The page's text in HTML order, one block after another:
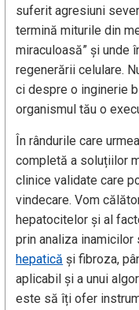
suferit agresiuni
termină miturile din
miraculoasă” și unde
regenerării celulare.
ci despre o inginerie
organismul tău o
În rândurile care
completă a soluțiilor
clinice validate care
vindecare. Vom
hepatocitelor și al
prin analiza inamicilor
hepatică și fibroza,
aplicabil și a unui
este să îți ofer